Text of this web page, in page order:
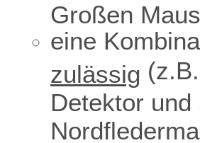
Großen
eine
zulässig
Detektor